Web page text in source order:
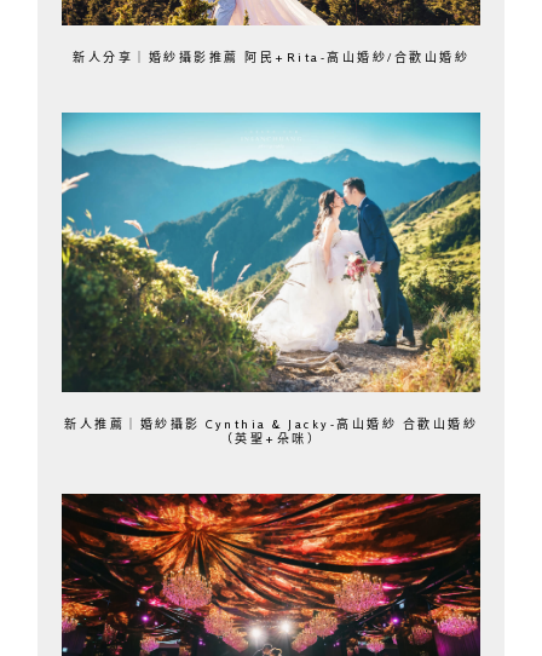
新人分享｜婚紗攝影推薦 阿民+Rita-高山婚紗/合歡山婚紗
新人推薦｜婚紗攝影 Cynthia & Jacky-高山婚紗 合歡山婚紗
（英聖+朵咪）